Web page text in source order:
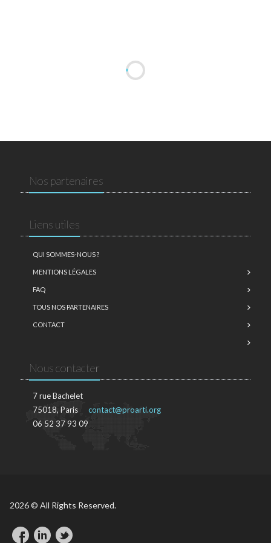
Nos partenaires
Liens utiles
QUI SOMMES-NOUS ?
MENTIONS LÉGALES
FAQ
TOUS NOS PARTENAIRES
CONTACT
Nous contacter
7 rue Bachelet
75018, Paris
06 52 37 93 09
contact@proarti.org
2026 © All Rights Reserved.